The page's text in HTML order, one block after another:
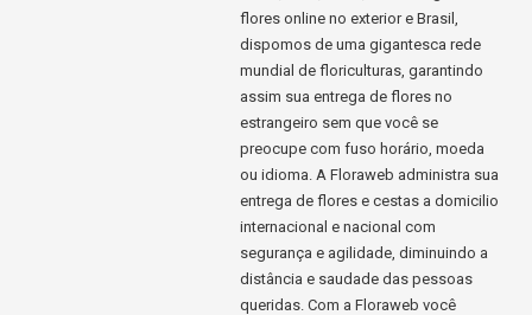
flores online no exterior e Brasil,
dispomos de uma gigantesca rede
mundial de floriculturas, garantindo
assim sua entrega de flores no
estrangeiro sem que você se
preocupe com fuso horário, moeda
ou idioma. A Floraweb administra sua
entrega de flores e cestas a domicilio
internacional e nacional com
segurança e agilidade, diminuindo a
distância e saudade das pessoas
queridas. Com a Floraweb você